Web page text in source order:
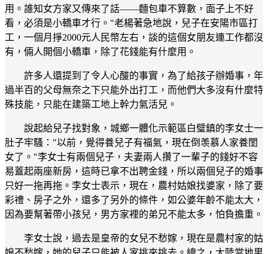
用。誰知女方家又傳來了話——麵包車不算數，面子上不好
看，必須是小轎車才行。"老楊著急地說，兒子在安陽市區打
工，一個月掙2000元人民幣左右，談的這個女朋友連工作都沒
有，倆人開個小轎車，除了花錢能有什麼用。
許多人還提到了令人心酸的事實，為了給孩子辦婚事，年
過半百的父母無奈之下只能外出打工，而他們大多沒有什麼特
殊技能，只能在建築工地上幹力氣活兒。
說起給兒子找對象，城鄉一體化示範區白璧鎮的李女士一
肚子牢騷："以前，覺得養兒子有福氣，現在倒羡慕人家養閨
女了。"李女士有兩個兒子，夫妻兩人攢了一輩子的錢好不容
易蓋起兩座新房，這時已拿不出聘金錢，所以兩個兒子的婚事
只好一拖再拖。李女士表示，現在，農村姑娘找婆家，除了要
彩禮、房子之外，還多了另外的條件，如公婆年齡不能太大，
因為要幫著帶小孩兒，男方家裡的弟兄不能太多，怕負擔重。
李女士說，過去是皇帝的女兒不愁嫁，現在是農村家的姑